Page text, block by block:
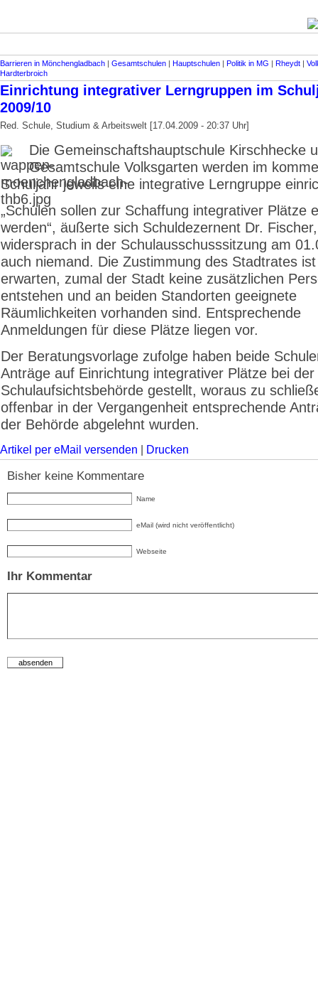
Barrieren in Mönchengladbach | Gesamtschulen | Hauptschulen | Politik in MG | Rheydt |
Hardterbroich
Einrichtung integrativer Lerngruppen im
2009/10
Red. Schule, Studium & Arbeitswelt [17.04.2009 - 20:37 Uhr]
Die Gemeinschaftshauptschule Kirschhecke
Gesamtschule Volksgarten werden im
Schuljahr jeweils eine integrative Lerngruppe
„Schulen sollen zur Schaffung integrativer Plätze
werden“, äußerte sich Schuldezernent Dr.
widersprach in der Schulausschusssitzung am
auch niemand. Die Zustimmung des Stadtrates
erwarten, zumal der Stadt keine zusätzlichen
entstehen und an beiden Standorten geeignete
Räumlichkeiten vorhanden sind. Entsprechende
Anmeldungen für diese Plätze liegen vor.
Der Beratungsvorlage zufolge haben beide
Anträge auf Einrichtung integrativer Plätze bei der
Schulaufsichtsbehörde gestellt, woraus zu
offenbar in der Vergangenheit entsprechende
der Behörde abgelehnt wurden.
Artikel per eMail versenden Drucken
Bisher keine Kommentare
Name
eMail (wird nicht veröffentlicht)
Webseite
Ihr Kommentar